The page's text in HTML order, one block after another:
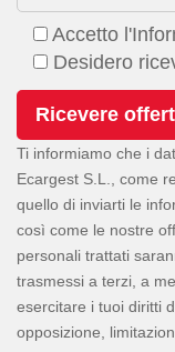
Accetto
Desidero
Ti informiamo che i
Ecargest S.L., come
quello di inviarti le
così come le nostre
personali trattati
trasmessi a terzi, a
esercitare i tuoi diritti
opposizione,